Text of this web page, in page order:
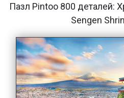
Пазл Pintoo 800 деталей:
Sengen